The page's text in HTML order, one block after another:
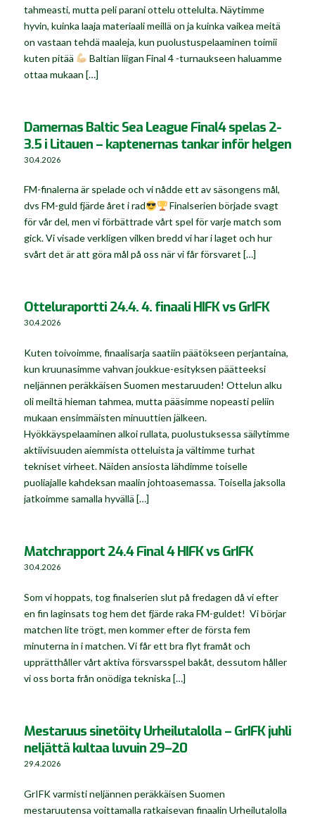
tahmeasti, mutta peli parani ottelu ottelulta. Näytimme
hyvin, kuinka laaja materiaali meillä on ja kuinka vaikea meitä
on vastaan tehdä maaleja, kun puolustuspelaaminen toimii
kuten pitää
Baltian liigan Final 4 -turnaukseen haluamme
ottaa mukaan […]
Damernas Baltic Sea League Final4 spelas 2-
3.5 i Litauen – kaptenernas tankar inför helgen
30.4.2026
FM-finalerna är spelade och vi nådde ett av säsongens mål,
dvs FM-guld fjärde året i rad
Finalserien började svagt
för vår del, men vi förbättrade vårt spel för varje match som
gick. Vi visade verkligen vilken bredd vi har i laget och hur
svårt det är att göra mål på oss när vi får försvaret […]
Otteluraportti 24.4. 4. finaali HIFK vs GrIFK
30.4.2026
Kuten toivoimme, finaalisarja saatiin päätökseen perjantaina,
kun kruunasimme vahvan joukkue-esityksen päätteeksi
neljännen peräkkäisen Suomen mestaruuden! Ottelun alku
oli meiltä hieman tahmea, mutta pääsimme nopeasti peliin
mukaan ensimmäisten minuuttien jälkeen.
Hyökkäyspelaaminen alkoi rullata, puolustuksessa säilytimme
aktiivisuuden aiemmista otteluista ja vältimme turhat
tekniset virheet. Näiden ansiosta lähdimme toiselle
puoliajalle kahdeksan maalin johtoasemassa. Toisella jaksolla
jatkoimme samalla hyvällä […]
Matchrapport 24.4 Final 4 HIFK vs GrIFK
30.4.2026
Som vi hoppats, tog finalserien slut på fredagen då vi efter
en fin laginsats tog hem det fjärde raka FM-guldet! Vi börjar
matchen lite trögt, men kommer efter de första fem
minuterna in i matchen. Vi får ett bra flyt framåt och
upprätthåller vårt aktiva försvarsspel bakåt, dessutom håller
vi oss borta från onödiga tekniska […]
Mestaruus sinetöity Urheilutalolla – GrIFK juhli
neljättä kultaa luvuin 29–20
29.4.2026
GrIFK varmisti neljännen peräkkäisen Suomen
mestaruutensa voittamalla ratkaisevan finaalin Urheilutalolla